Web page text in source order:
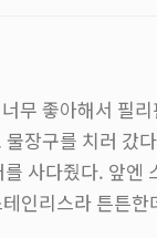
무 좋아해서 필
장구를 치러 갔
사다줬다. 앞엔
인리스라 튼튼